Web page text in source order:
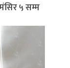
५ सम्म